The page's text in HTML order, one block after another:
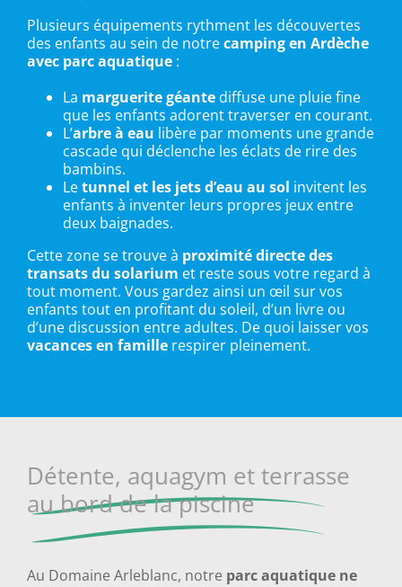
Plusieurs équipements rythment les découvertes
des enfants au sein de notrecamping en Ardèche
avec parc aquatique:
La marguerite géantediffuse une pluie fine
que les enfants adorent traverser en courant.
L’arbre à eau libère par moments une grande
cascade qui déclenche les éclats de rire des
bambins.
Letunnel et les jets d’eau au sol invitent les
enfants à inventer leurs propres jeux entre
deux baignades.
Cette zone se trouve à proximité directe des
transats du solarium et reste sous votre regard à
tout moment. Vous gardez ainsi un œil sur vos
enfants tout en profitant du soleil, d’un livre ou
d’une discussion entre adultes. De quoi laisser vos
vacances en famillerespirer pleinement.
Détente, aquagym et terrasse
au bord de la piscine
Au Domaine Arleblanc, notre parc aquatique ne